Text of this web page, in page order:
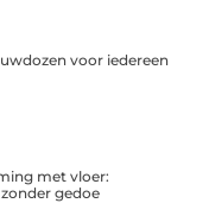
voor iedereen
met vloer:
gedoe